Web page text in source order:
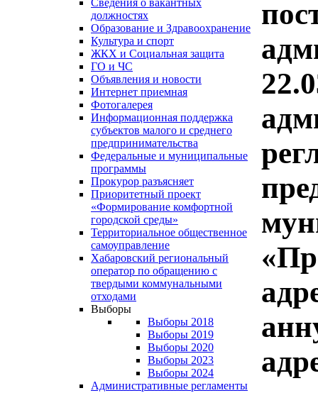
Сведения о вакантных
должностях
Образование и Здравоохранение
Культура и спорт
ЖКХ и Социальная защита
ГО и ЧС
Объявления и новости
Интернет приемная
Фотогалерея
Информационная поддержка
субъектов малого и среднего
предпринимательства
Федеральные и муниципальные
программы
Прокурор разъясняет
Приоритетный проект
«Формирование комфортной
городской среды»
Территориальное общественное
самоуправление
Хабаровский региональный
оператор по обращению с
твердыми коммунальными
отходами
Выборы
Выборы 2018
Выборы 2019
Выборы 2020
Выборы 2023
Выборы 2024
Административные регламенты